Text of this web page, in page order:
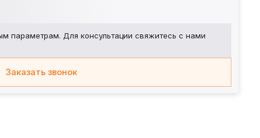
параметрам. Для консультации свяжитесь с нами
Заказать звонок